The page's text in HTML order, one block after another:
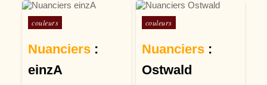
Posté dans
couleurs
Nuanciers :
einzA
Posté dans
couleurs
Nuanciers:
Ostwald